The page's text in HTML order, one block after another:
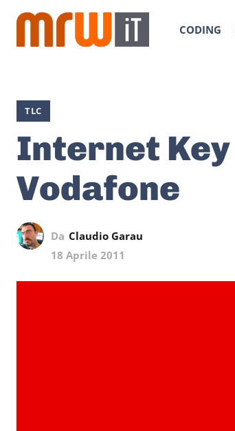
CODING
TLC
Internet Key
Vodafone
Da Claudio Garau
18 Aprile 2011